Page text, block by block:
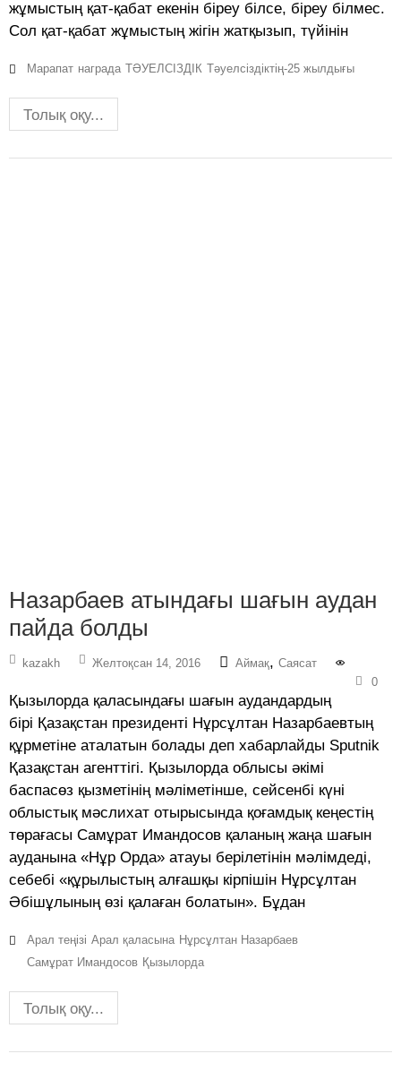
жұмыстың қат-қабат екенін біреу білсе, біреу білмес.
Сол қат-қабат жұмыстың жігін жатқызып, түйінін
Марапат награда ТӘУЕЛСІЗДІК Тәуелсіздіктің-25 жылдығы
Толық оқу...
Назарбаев атындағы шағын аудан
пайда болды
kazakh Желтоқсан 14, 2016 Аймақ, Саясат
0
Қызылорда қаласындағы шағын аудандардың
бірі Қазақстан президенті Нұрсұлтан Назарбаевтың
құрметіне аталатын болады деп хабарлайды Sputnik
Қазақстан агенттігі. Қызылорда облысы әкімі
баспасөз қызметінің мәліметінше, сейсенбі күні
облыстық мәслихат отырысында қоғамдық кеңестің
төрағасы Самұрат Имандосов қаланың жаңа шағын
ауданына «Нұр Орда» атауы берілетінін мәлімдеді,
себебі «құрылыстың алғашқы кірпішін Нұрсұлтан
Әбішұлының өзі қалаған болатын». Бұдан
Арал теңізі Арал қаласына Нұрсұлтан Назарбаев
Самұрат Имандосов Қызылорда
Толық оқу...